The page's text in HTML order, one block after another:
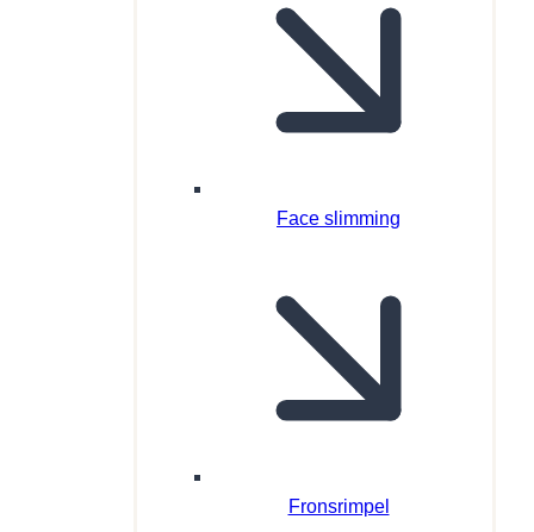
Face slimming
Fronsrimpel